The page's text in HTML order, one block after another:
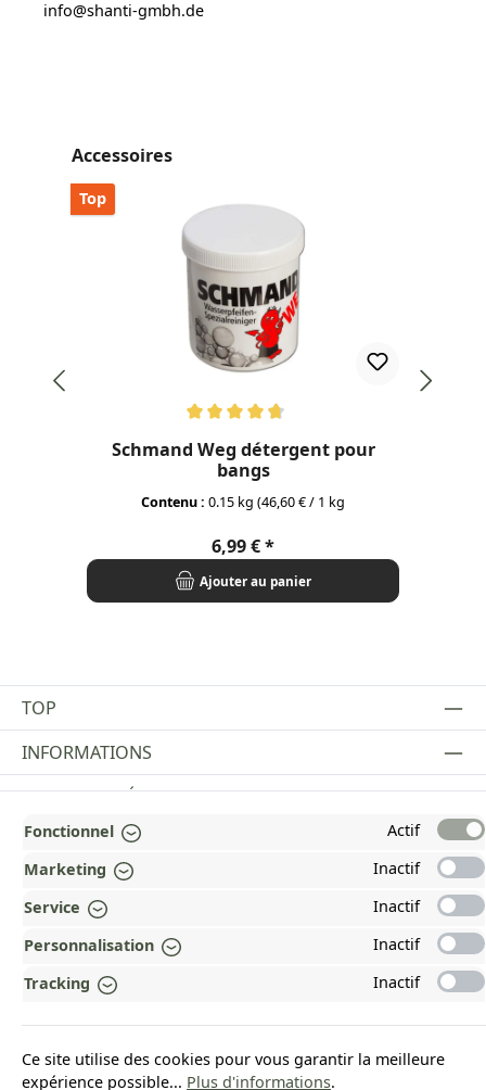
info@shanti-gmbh.de
Ignorer la galerie de produits
Accessoires
Top
Schmand Weg détergent pour
bangs
Contenu : 0.15 kg (46,60 € / 1 kg
Prix régulier :
6,99 €
Ajouter au panier
TOP
Revoke a contract
INFORMATIONS
MENTIONS LÉGALES
PAYMENT AND SHIPPING METHODS
RÉCOMPENSÉ ET CERTIFIÉ !
OUR COMMUNITIES
Fonctionnel
Actif
Marketing
Inactif
Service
Inactif
Personnalisation
Inactif
Tracking
Inactif
Ce site utilise des cookies pour vous garantir la meilleure
expérience possible... Plus d'informations.